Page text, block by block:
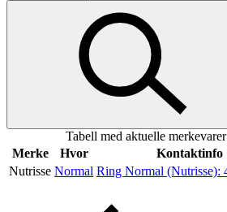
Mat og drikke
Taket på Kvadrat
Aktiviteter
Inspirasjon
Tabell med aktuelle merkevarer
Merke
Hvor
Kontaktinfo
Nutrisse Normal Ring Normal (Nutrisse):